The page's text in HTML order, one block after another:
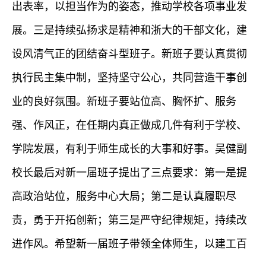
出表率，以担当作为的姿态，推动学校各项事业发
展。 三是持续弘扬求是精神和浙大的干部文化，建
设风清气正的团结奋斗型班子。新班子要认真贯彻
执行民主集中制，坚持坚守公心，共同营造干事创
业的良好氛围。 新班子要站位高、胸怀扩、服务
强、作风正，在任期内真正做成几件有利于学校、
学院发展，有利于师生成长的大事和好事。吴健副
校长最后对新一届班子提出了三点要求：第一是提
高政治站位，服务中心大局；第二是认真履职尽
责，勇于开拓创新；第三是严守纪律规矩，持续改
进作风。希望新一届班子带领全体师生，以建工百